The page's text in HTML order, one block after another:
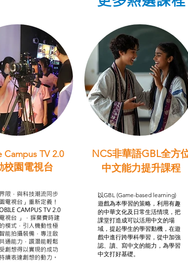
Campus TV 2.0
校園電視台
限，與科技潮流同步
電視台」重新定義！
CAMPUS TV 2.0
視台 」，摒棄費時建
模式，引人機動性極
能拍攝裝備，專注啟
通能力，譔潛能輕鬆
創想得以實現的成功
續表達創想的動力。
NCS非華語GBL全方
中文能力提升課程
以GBL (Game-based learning)
遊戲為本學習的策略，利用有趣
的中華文化及日常生活情境，把
課堂打造成可以活用中文的場
域，提起學生的學習動機，在遊
戲中進行跨學科學習，從中加強
認、讀、寫中文的能力，為學習
中文打好基礎。